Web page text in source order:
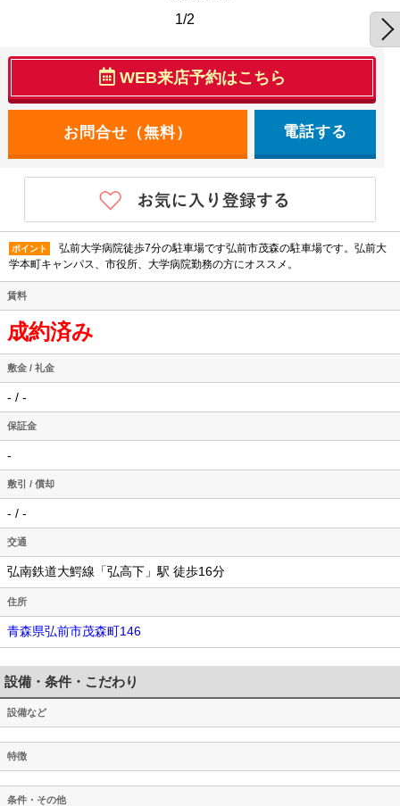
1/2
WEB来店予約はこちら
電話する
ポイント
弘前大学病院徒歩7分の駐車場です弘前市茂森の駐車場です。弘前大
学本町キャンパス、市役所、大学病院勤務の方にオススメ。
賃料
成約済み
敷金 / 礼金
- / -
保証金
-
敷引 / 償却
- / -
交通
弘南鉄道大鰐線「弘高下」駅 徒歩16分
住所
青森県弘前市茂森町146
設備・条件・こだわり
設備など
特徴
条件・その他